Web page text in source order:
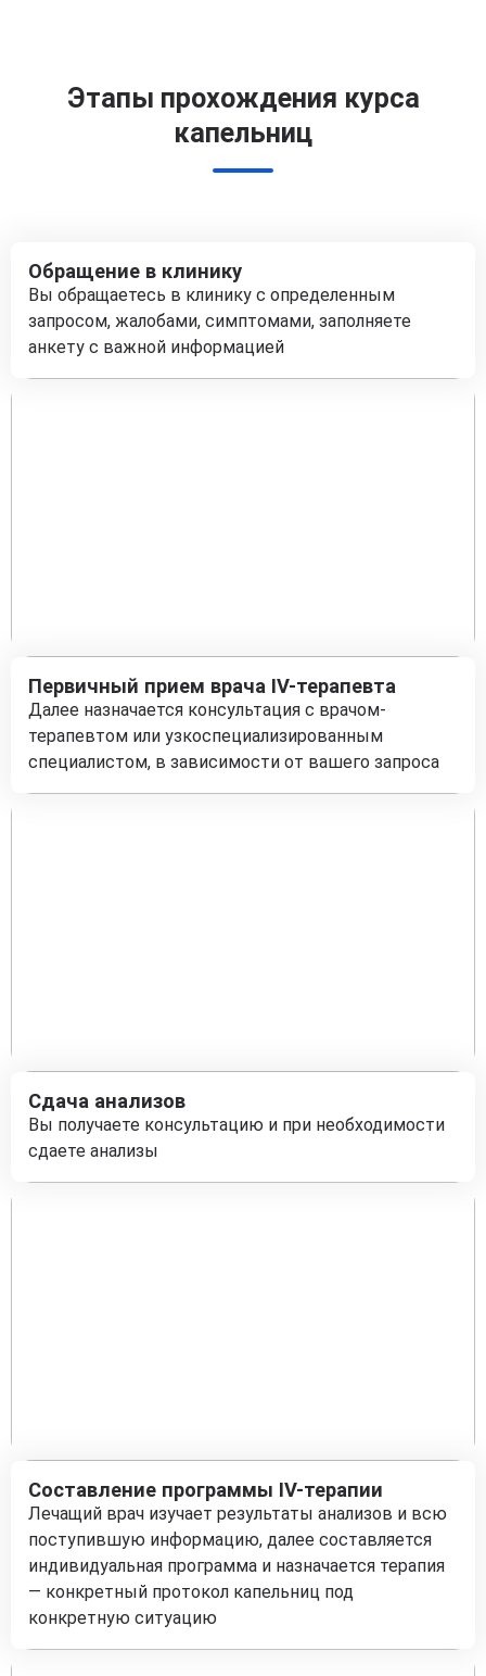
Этапы прохождения курса
капельниц
Обращение в клинику
Вы обращаетесь в клинику с определенным
запросом, жалобами, симптомами, заполняете
анкету с важной информацией
Первичный прием врача IV-терапевта
Далее назначается консультация с врачом-
терапевтом или узкоспециализированным
специалистом, в зависимости от вашего запроса
Сдача анализов
Вы получаете консультацию и при необходимости
сдаете анализы
Составление программы IV-терапии
Лечащий врач изучает результаты анализов и всю
поступившую информацию, далее составляется
индивидуальная программа и назначается терапия
— конкретный протокол капельниц под
конкретную ситуацию